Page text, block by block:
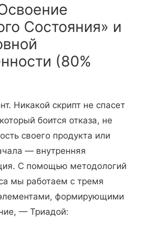
Состояния» и
(80%
Никакой скрипт не спасет
боится отказа, не
своего продукта или
— внутренняя
С помощью методологий
мы работаем с тремя
формирующими
— Триадой: